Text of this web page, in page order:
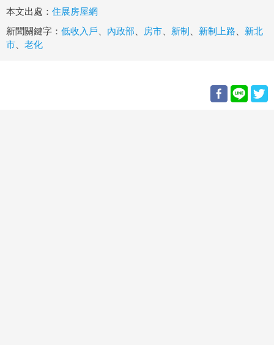
本文出處： 住展房屋網
新聞關鍵字： 低收入戶 內政部 房市 新制 新制上路
新北
市
老化